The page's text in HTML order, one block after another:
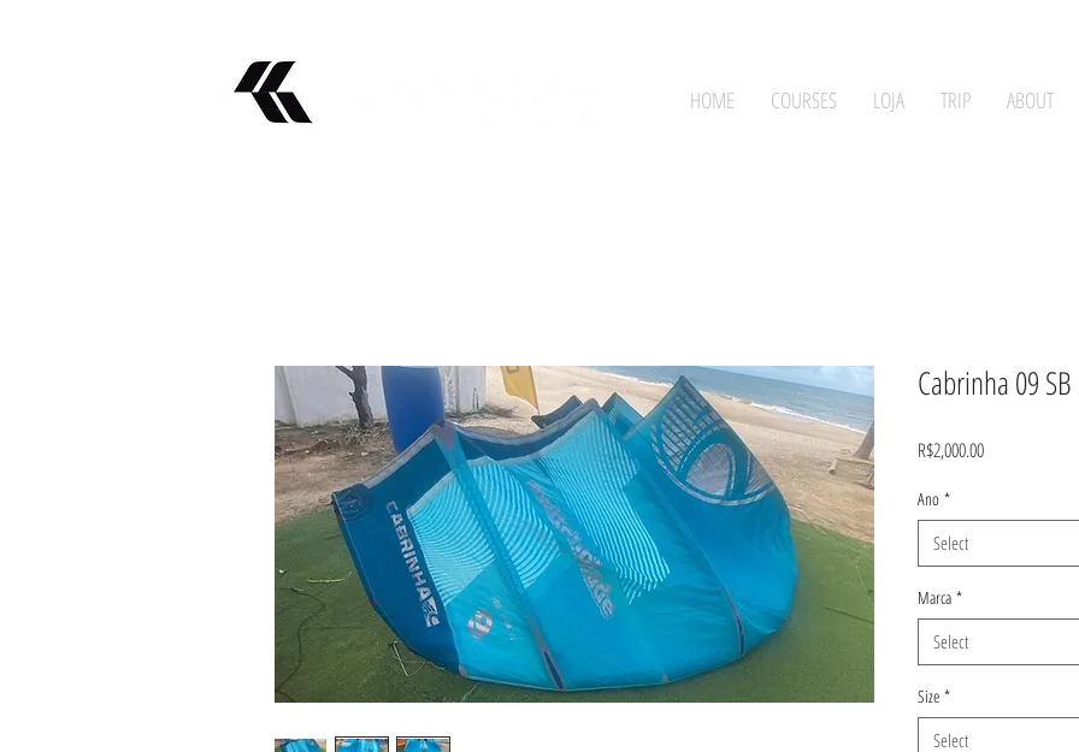
HOME COURSES LOJA TRIP ABOUT
Cabrinha 09
R$2,000.00Price
Ano *
Select
Marca *
Select
Size *
Select